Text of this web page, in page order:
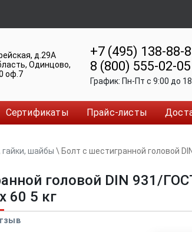
д.29А
Одинцово,
оф.7
+7 (495) 138-88-
8 (800) 555-02-05
График: Пн-Пт c 9:00 до
Сертификаты Прайс-листы
гайки, шайбы \ Болт с шестигранной головой
головой DIN 931/
60 5 кг